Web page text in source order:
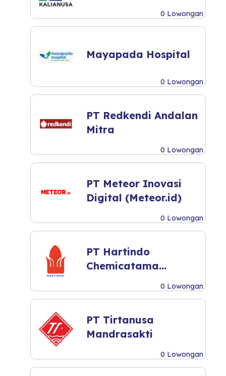
0 Lowongan
Mayapada Hospital
0 Lowongan
PT Redkendi Andalan
Mitra
0 Lowongan
PT Meteor Inovasi
Digital (Meteor.id)
0 Lowongan
PT Hartindo
Chemicatama
0 Lowongan
PT Tirtanusa
Mandrasakti
0 Lowongan